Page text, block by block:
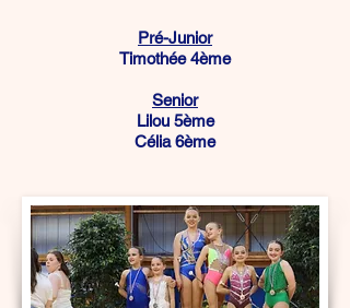
Pré-Junior
Timothée 4ème
Senior
Lilou 5ème
Célia 6ème